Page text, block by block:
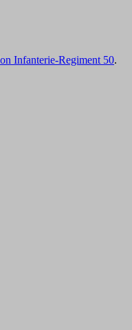
Infanterie-Regiment 50.